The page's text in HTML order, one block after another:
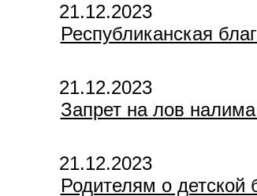
21.12.2023
Республиканская
21.12.2023
Запрет на лов
21.12.2023
Родителям о